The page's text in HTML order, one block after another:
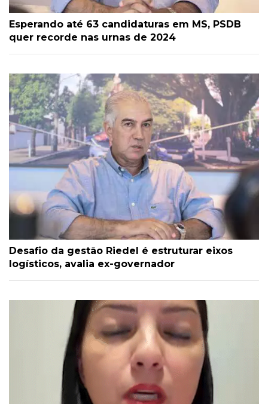
Esperando até 63 candidaturas em MS, PSDB
quer recorde nas urnas de 2024
Desafio da gestão Riedel é estruturar eixos
logísticos, avalia ex-governador